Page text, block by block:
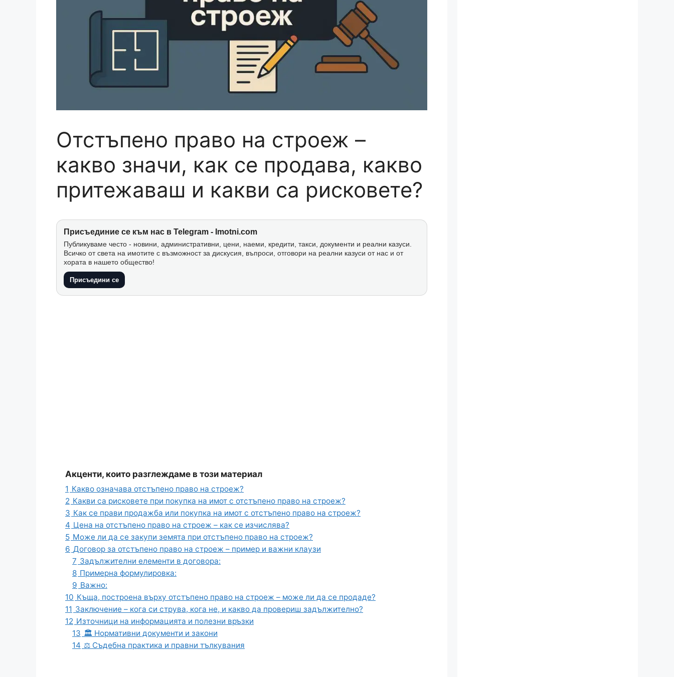
Отстъпено право на строеж –
какво значи, как се продава, какво
притежаваш и какви са рисковете?
Присъединие се към нас в Telegram - Imotni.com
Публикуваме често - новини, административни, цени, наеми, кредити, такси, документи и реални казуси.
Всичко от света на имотите с възможност за дискусия, въпроси, отговори на реални казуси от нас и от
хората в нашето общество!
Присъедини се
Акценти, които разглеждаме в този материал
1 Какво означава отстъпено право на строеж?
2 Какви са рисковете при покупка на имот с отстъпено право на строеж?
3 Как се прави продажба или покупка на имот с отстъпено право на строеж?
4 Цена на отстъпено право на строеж – как се изчислява?
5 Може ли да се закупи земята при отстъпено право на строеж?
6 Договор за отстъпено право на строеж – пример и важни клаузи
7 Задължителни елементи в договора:
8 Примерна формулировка:
9 Важно:
10 Къща, построена върху отстъпено право на строеж – може ли да се продаде?
11 Заключение – кога си струва, кога не, и какво да провериш задължително?
12 Източници на информацията и полезни връзки
13 🏛️ Нормативни документи и закони
14 ⚖️ Съдебна практика и правни тълкувания